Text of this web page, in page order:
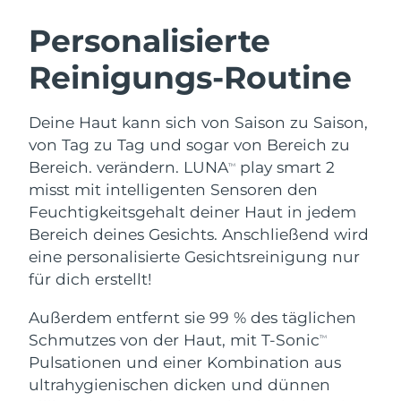
Personalisierte
Reinigungs-Routine
Deine Haut kann sich von Saison zu Saison,
von Tag zu Tag und sogar von Bereich zu
Bereich. verändern. LUNATM
play smart 2
misst mit intelligenten Sensoren den
Feuchtigkeitsgehalt deiner Haut in jedem
Bereich deines Gesichts. Anschließend wird
eine personalisierte Gesichtsreinigung nur
für dich erstellt!
Außerdem entfernt sie 99 % des täglichen
Schmutzes von der Haut, mit T-SonicTM
Pulsationen und einer Kombination aus
ultrahygienischen dicken und dünnen
LUNA™ 4 Set
Anti-aging massage
LUNA™ 4 Plus
Massage, LED heating
LUNA™ 4 Men
For men, anti-aging massage
BEAR™ 2 Set
Microcurrent toning
BEAR™ 2 go
Microcurrent toning on-the-go
BEAR™ 2 eyes & lips
Microcurrent line smoothing device
Hydratisierung
UFO™ 3 Set
Deep facial hydration
UFO™ 3 LED
Near-infrared and red light therapy
device
Mundpflege
issa™ 4
Hybrid silicone sonic toothbrush
issa™ 4 plus
Smart hybrid silicone sonic toothbrush
FAQ™ ANTI-AGING-BEHANDLUNG
Anti-aging LED-Behandlungen
NEW
Australien
Erwartete Lieferung
13/08/2026
Erwartete Lieferung
10/08/2026
Bahrain
Erwartete Lieferung
11/08/2026
Belgien
Erwartete Lieferung
Bosnien und
Herzegowina
Erwartete Lieferung
13/08/2026